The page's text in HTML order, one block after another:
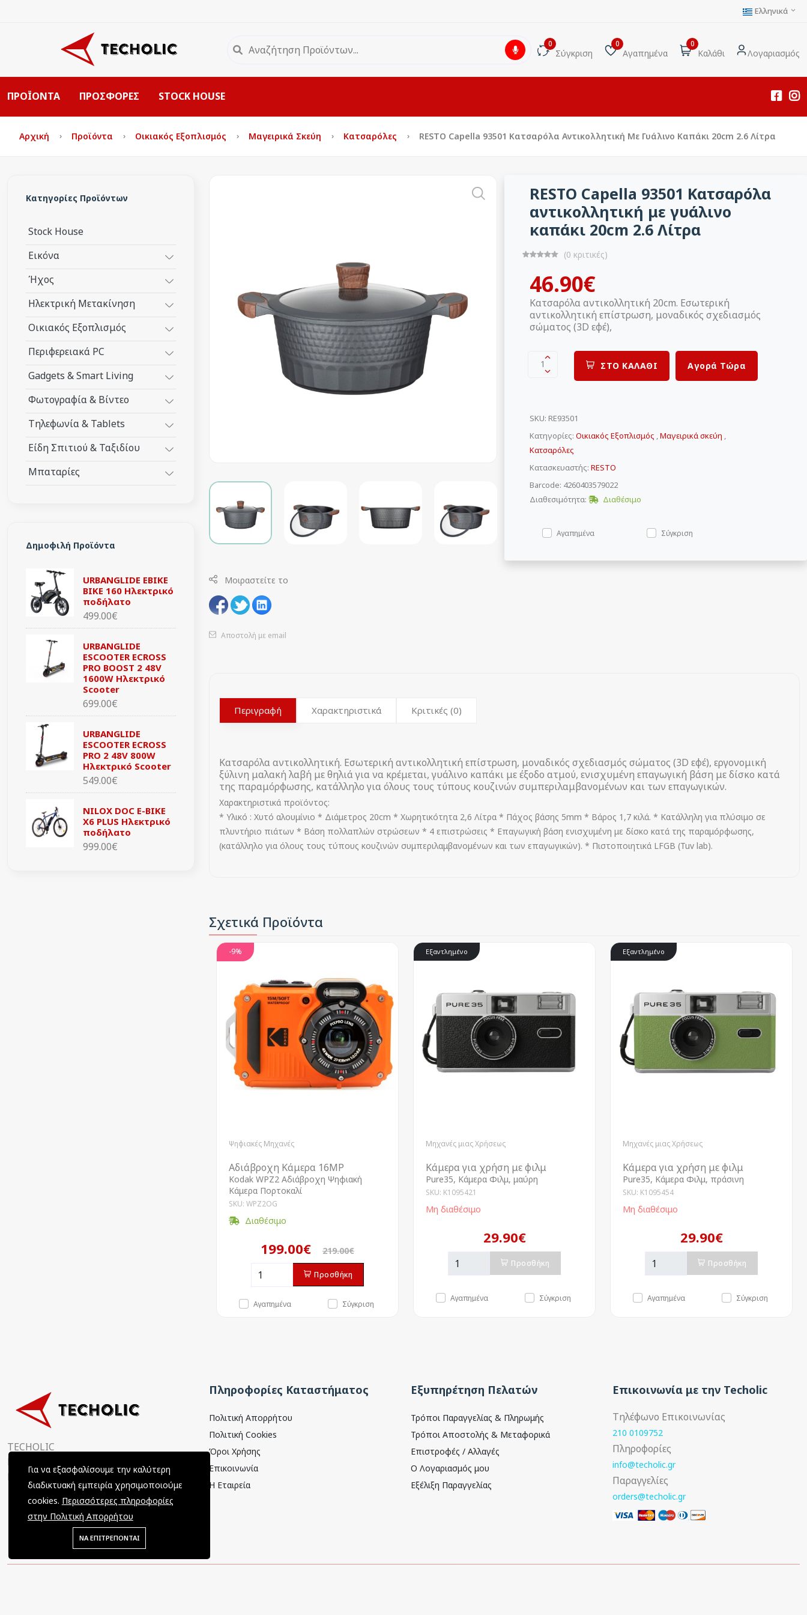
Ελληνικά
0
Σύγκριση
0
Αγαπημένα
0
Καλάθι Λογαριασμός
ΠΡΟΪΟΝΤΑ ΠΡΟΣΦΟΡΕΣ STOCK HOUSE
Αρχική Προϊόντα Οικιακός Εξοπλισμός Μαγειρικά Σκεύη Κατσαρόλες RESTO Capella 93501 Kατσαρόλα Αντικολλητική Με Γυάλινο Καπάκι 20cm 2.6 Λίτρα
Κατηγορίες Προϊόντων
Stock House
Εικόνα
Ήχος
Ηλεκτρική Μετακίνηση
Οικιακός Εξοπλισμός
Περιφερειακά PC
Gadgets & Smart Living
Φωτογραφία & Βίντεο
Τηλεφωνία & Tablets
Είδη Σπιτιού & Ταξιδίου
Μπαταρίες
Δημοφιλή Προϊόντα
URBANGLIDE EBIKE
BIKE 160 Ηλεκτρικό
ποδήλατο
499.00€
URBANGLIDE
ESCOOTER ECROSS
PRO BOOST 2 48V
1600W Ηλεκτρικό
Scooter
699.00€
URBANGLIDE
ESCOOTER ECROSS
PRO 2 48V 800W
Ηλεκτρικό Scooter
549.00€
NILOX DOC E-BIKE
X6 PLUS Ηλεκτρικό
ποδήλατο
999.00€
Μοιραστείτε το
Αποστολή με email
RESTO Capella 93501 Kατσαρόλα
αντικολλητική με γυάλινο
καπάκι 20cm 2.6 Λίτρα
(0 κριτικές)
46.90€
Κατσαρόλα αντικολλητική 20cm. Εσωτερική
αντικολλητική επίστρωση, μοναδικός σχεδιασμός
σώματος (3D εφέ),
1 ΣΤΟ ΚΑΛΑΘΙ Αγορά Τώρα
SKU: RE93501
Κατηγορίες: Οικιακός Εξοπλισμός ,Μαγειρικά σκεύη ,
Κατσαρόλες
Κατασκευαστής: RESTO
Barcode: 4260403579022
Διαθεσιμότητα:
Διαθέσιμο
Αγαπημένα Σύγκριση
Περιγραφή Χαρακτηριστικά Κριτικές (0)
Κατσαρόλα αντικολλητική. Εσωτερική αντικολλητική επίστρωση, μοναδικός σχεδιασμός σώματος (3D εφέ), εργονομική
ξύλινη μαλακή λαβή με θηλιά για να κρέμεται, γυάλινο καπάκι με έξοδο ατμού, ενισχυμένη επαγωγική βάση με δίσκο κατά
της παραμόρφωσης, κατάλληλο για όλους τους τύπους κουζινών συμπεριλαμβανομένων και των επαγωγικών.
Χαρακτηριστικά προϊόντος:
* Υλικό : Χυτό αλουμίνιο * Διάμετρος 20cm * Χωρητικότητα 2,6 Λίτρα * Πάχος βάσης 5mm * Βάρος 1,7 κιλά. * Κατάλληλη για πλύσιμο σε
πλυντήριο πιάτων * Βάση πολλαπλών στρώσεων * 4 επιστρώσεις * Επαγωγική βάση ενισχυμένη με δίσκο κατά της παραμόρφωσης,
(κατάλληλο για όλους τους τύπους κουζινών συμπεριλαμβανομένων και των επαγωγικών). * Πιστοποιητικά LFGB (Tuv lab).
Σχετικά Προϊόντα
-9%
Ψηφιακές Μηχανές
Αδιάβροχη Κάμερα 16MP
Kodak WPZ2 Αδιάβροχη Ψηφιακή
Κάμερα Πορτοκαλί
SKU: WPZ2OG
Διαθέσιμο
199.00€ 219.00€
Προσθήκη
Αγαπημένα Σύγκριση
Εξαντλημένο
Μηχανές μιας Χρήσεως
Κάμερα για χρήση με φιλμ
Pure35, Κάμερα Φιλμ, μαύρη
SKU: K1095421
Μη διαθέσιμο
29.90€
Προσθήκη
Αγαπημένα Σύγκριση
Εξαντλημένο
Μηχανές μιας Χρήσεως
Κάμερα για χρήση με φιλμ
Pure35, Κάμερα Φιλμ, πράσινη
SKU: K1095454
Μη διαθέσιμο
29.90€
Προσθήκη
Αγαπημένα Σύγκριση
TECHOLIC
Παραμυθιάς 4, 15354
Γλυκά Νερά, Αττική, Ελλάδα
Πληροφορίες Καταστήματος
Πολιτική Απορρήτου
Πολιτική Cookies
Όροι Χρήσης
Επικοινωνία
Η Εταιρεία
Εξυπηρέτηση Πελατών
Τρόποι Παραγγελίας & Πληρωμής
Τρόποι Αποστολής & Μεταφορικά
Επιστροφές / Αλλαγές
Ο Λογαριασμός μου
Εξέλιξη Παραγγελίας
Επικοινωνία με την Techolic
Τηλέφωνο Επικοινωνίας
210 0109752
Πληροφορίες
info@techolic.gr
Παραγγελίες
orders@techolic.gr
Για να εξασφαλίσουμε την καλύτερη
διαδικτυακή εμπειρία χρησιμοποιούμε
cookies. Περισσότερες πληροφορίες
στην Πολιτική Απορρήτου
ΝΑ ΕΠΙΤΡΕΠΟΝΤΑΙ